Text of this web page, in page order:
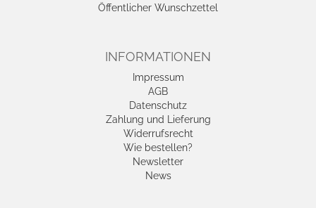
Öffentlicher Wunschzettel
INFORMATIONEN
Impressum
AGB
Datenschutz
Zahlung und Lieferung
Widerrufsrecht
Wie bestellen?
Newsletter
News